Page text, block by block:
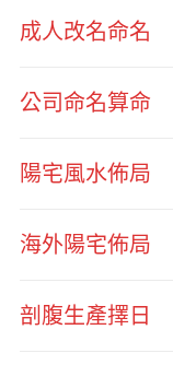
成人改名命名
公司命名算命
陽宅風水佈局
海外陽宅佈局
剖腹生產擇日